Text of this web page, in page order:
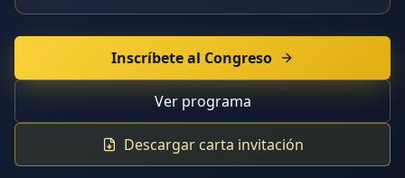
Inscríbete al Congreso
Ver programa
Descargar carta invitación